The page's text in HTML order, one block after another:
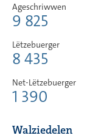
Ageschriwwen
9 825
Lëtzebuerger
8 435
Net-Lëtzebuerger
1 390
Walziedelen